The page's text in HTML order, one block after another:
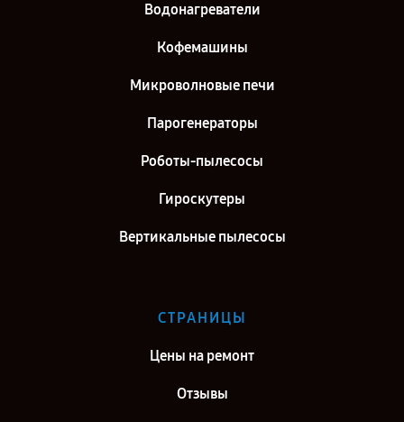
Ремонт водонагревателя Polaris SV 140 в г. Санкт-Петербург
Водонагреватели
Кофемашины
Микроволновые печи
Парогенераторы
Роботы-пылесосы
Гироскутеры
Вертикальные пылесосы
СТРАНИЦЫ
Цены на ремонт
Отзывы